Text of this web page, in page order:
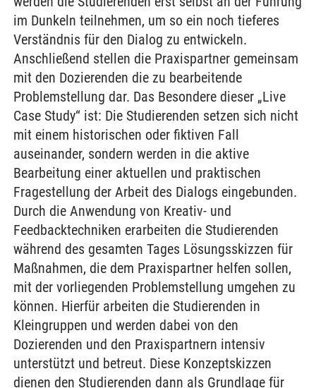
im Dunkeln teilnehmen, um so ein noch tieferes
Verständnis für den Dialog zu entwickeln.
Anschließend stellen die Praxispartner gemeinsam
mit den Dozierenden die zu bearbeitende
Problemstellung dar. Das Besondere dieser „Live
Case Study“ ist: Die Studierenden setzen sich nicht
mit einem historischen oder fiktiven Fall
auseinander, sondern werden in die aktive
Bearbeitung einer aktuellen und praktischen
Fragestellung der Arbeit des Dialogs eingebunden.
Durch die Anwendung von Kreativ- und
Feedbacktechniken erarbeiten die Studierenden
während des gesamten Tages Lösungsskizzen für
Maßnahmen, die dem Praxispartner helfen sollen,
mit der vorliegenden Problemstellung umgehen zu
können. Hierfür arbeiten die Studierenden in
Kleingruppen und werden dabei von den
Dozierenden und den Praxispartnern intensiv
unterstützt und betreut. Diese Konzeptskizzen
dienen den Studierenden dann als Grundlage für